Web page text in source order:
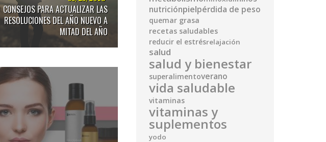
CONSEJOS PARA ACTUALIZAR LAS
RESOLUCIONES DEL AÑO NUEVO A
MITAD DEL AÑO
nutriciónpielpérdida de peso
quemar grasa
recetas saludables
reducir el estrésrelajación
salud
salud y bienestar
superalimentoverano
vida saludable
vitaminas
vitaminas y
suplementos
yodo